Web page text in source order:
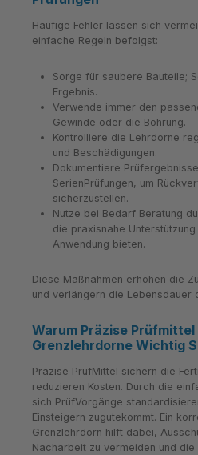
Häufige Fehler lassen sich
einfache Regeln befolgst:
Sorge für saubere Bauteile;
Ergebnis.
Verwende immer den
Gewinde oder die Bohrung.
Kontrolliere die Lehrdorne
und Beschädigungen.
Dokumentiere
SerienPrüfungen, um
sicherzustellen.
Nutze bei Bedarf Beratung
die praxisnahe
Anwendung bieten.
Diese Maßnahmen erhöhen die
und verlängern die Lebensdauer
Warum Präzise Prüfmittel
Grenzlehrdorne Wichtig
Präzise PrüfMittel sichern die
reduzieren Kosten. Durch die
sich PrüfVorgänge
Einsteigern zugutekommt. Ein
Grenzlehrdorn hilft dabei,
Nacharbeit zu vermeiden und